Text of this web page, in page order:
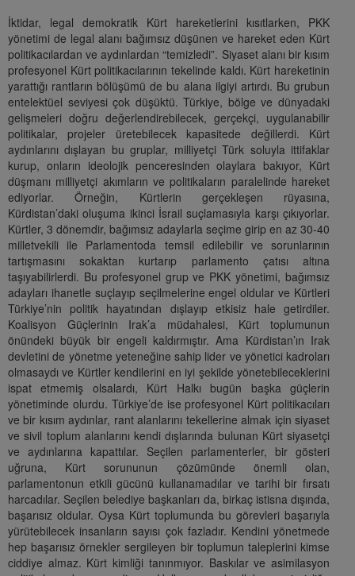
İktidar, legal demokratik Kürt hareketlerini kısıtlarken, PKK
yönetimi de legal alanı bağımsız düşünen ve hareket eden Kürt
politikacılardan ve aydınlardan “temizledi”. Siyaset alanı bir kısım
profesyonel Kürt politikacılarının tekelinde kaldı. Kürt hareketinin
yarattığı rantların bölüşümü de bu alana ilgiyi artırdı. Bu grubun
entelektüel seviyesi çok düşüktü. Türkiye, bölge ve dünyadaki
gelişmeleri doğru değerlendirebilecek, gerçekçi, uygulanabilir
politikalar, projeler üretebilecek kapasitede değillerdi. Kürt
aydınlarını dışlayan bu gruplar, milliyetçi Türk soluyla ittifaklar
kurup, onların ideolojik penceresinden olaylara bakıyor, Kürt
düşmanı milliyetçi akımların ve politikaların paralelinde hareket
ediyorlar. Örneğin, Kürtlerin gerçekleşen rüyasına,
Kürdistan’daki oluşuma ikinci İsrail suçlamasıyla karşı çıkıyorlar.
Kürtler, 3 dönemdir, bağımsız adaylarla seçime girip en az 30-40
milletvekili ile Parlamentoda temsil edilebilir ve sorunlarının
tartışmasını sokaktan kurtarıp parlamento çatısı altına
taşıyabilirlerdi. Bu profesyonel grup ve PKK yönetimi, bağımsız
adayları ihanetle suçlayıp seçilmelerine engel oldular ve Kürtleri
Türkiye’nin politik hayatından dışlayıp etkisiz hale getirdiler.
Koalisyon Güçlerinin Irak’a müdahalesi, Kürt toplumunun
önündeki büyük bir engeli kaldırmıştır. Ama Kürdistan’ın Irak
devletini de yönetme yeteneğine sahip lider ve yönetici kadroları
olmasaydı ve Kürtler kendilerini en iyi şekilde yönetebileceklerini
ispat etmemiş olsalardı, Kürt Halkı bugün başka güçlerin
yönetiminde olurdu. Türkiye’de ise profesyonel Kürt politikacıları
ve bir kısım aydınlar, rant alanlarını tekellerine almak için siyaset
ve sivil toplum alanlarını kendi dışlarında bulunan Kürt siyasetçi
ve aydınlarına kapattılar. Seçilen parlamenterler, bir gösteri
uğruna, Kürt sorununun çözümünde önemli olan,
parlamentonun etkili gücünü kullanamadılar ve tarihi bir fırsatı
harcadılar. Seçilen belediye başkanları da, birkaç istisna dışında,
başarısız oldular. Oysa Kürt toplumunda bu görevleri başarıyla
yürütebilecek insanların sayısı çok fazladır. Kendini yönetmede
hep başarısız örnekler sergileyen bir toplumun taleplerini kimse
ciddiye almaz. Kürt kimliği tanınmıyor. Baskılar ve asimilasyon